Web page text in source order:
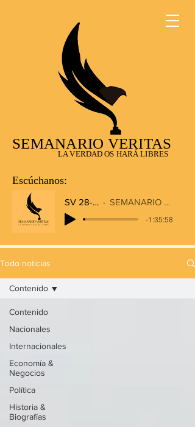
SEMANARIO VERITAS
LA VERDAD OS HARÁ LIBRES
Escúchanos:
SV 28-12-2025
SEMANARIO VERITAS RADIO
-1:35:58
Todo noticias
Contenido
Nacionales
Internacionales
Economía &
Negocios
Política
Historia &
Biografías
Contenido